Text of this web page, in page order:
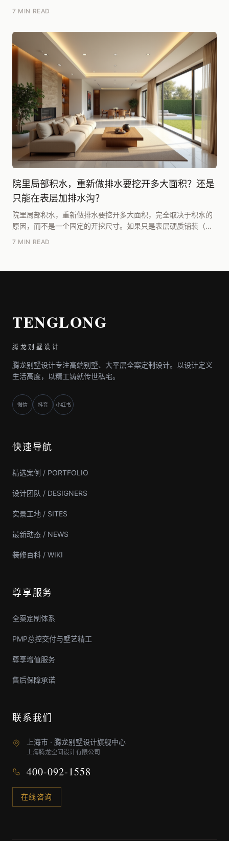
7 MIN READ
院里局部积水，重新做排水要挖开多大面积？还是
只能在表层加排水沟？
院里局部积水，重新做排水要挖开多大面积，完全取决于积水的
原因，而不是一个固定的开挖尺寸。如果只是表层硬质铺装（如
7 MIN READ
TENGLONG
腾龙别墅设计
腾龙别墅设计专注高端别墅、大平层全案定制设计。以设计定义
生活高度，以精工铸就传世私宅。
微信 抖音 小红书
快速导航
精选案例 / PORTFOLIO
设计团队 / DESIGNERS
实景工地 / SITES
最新动态 / NEWS
装修百科 / WIKI
尊享服务
全案定制体系
PMP总控交付与墅艺精工
尊享增值服务
售后保障承诺
联系我们
上海市 · 腾龙别墅设计旗舰中心
上海腾龙空间设计有限公司
400-092-1558
在线咨询